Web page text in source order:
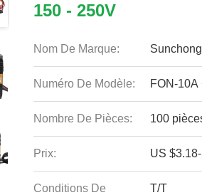
150 - 250V
Nom De Marque:
Numéro De Modèle: FON-10A
Nombre De Pièces: 100
Prix: US
Conditions De
T/T